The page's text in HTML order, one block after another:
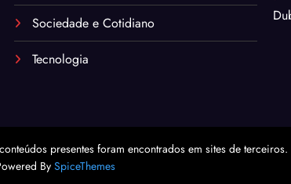
Sociedade e Cotidiano
Tecnologia
presentes foram encontrados em sites de
BySpiceThemes